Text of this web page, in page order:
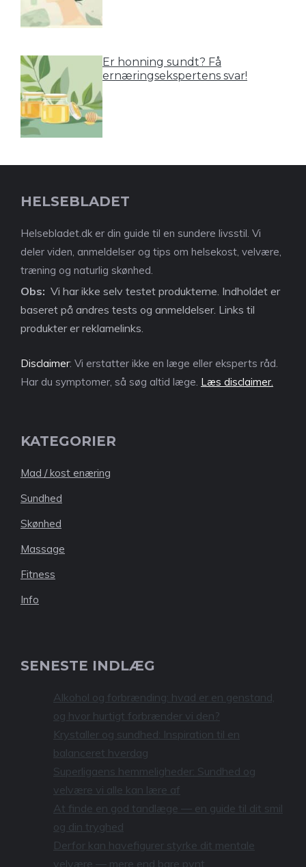
Er honning sundt? Få
ernæringsekspertens svar!
HELSEBLADET
Helsebladet.dk er din guide til en sundere livsstil. Vi
deler viden, anmeldelser og tips om helsekost, velvære,
træning og naturlig skønhed.
Obs: Vi har ikke selv testet produkterne. Indholdet er
baseret på andres tests og anmeldelser. Links til
produkter er reklamelinks.
Disclaimer: Vi erstatter ikke en læge eller eksperts råd.
Har du symptomer, så søg altid læge. Læs disclaimer.
KATEGORIER
Mad / kost enæring
Sundhed
Skønhed
Massage
Fitness
Info
SENESTE INDLÆG
Alkohol og forbrænding: hvad er en genstand,
og hvor hurtigt forbrænder vi den?
Krystaller og sundhed: Inspiration til en
balanceret hverdag
Superligaens hemmeligheder: Sundhed og
velvære vi alle kan lære af
At finde en god tandlæge — en guide til dit smil
og din tryghed
Derfor kan havefigurer styrke dit mentale
velvære — mere end bare pynt